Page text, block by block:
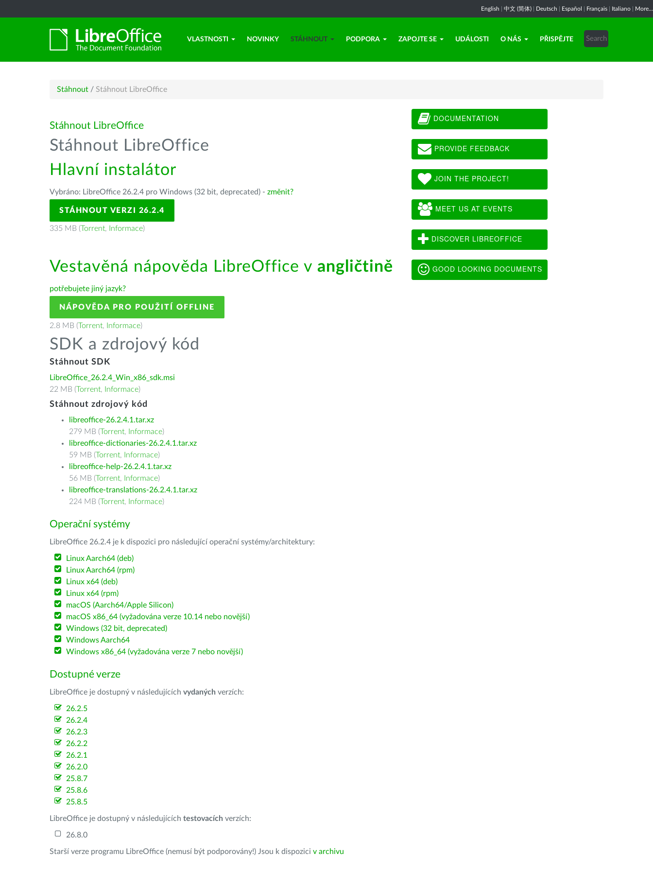
English 中文 (简体) Deutsch Español Français Italiano More...
VLASTNOSTI NOVINKY STÁHNOUT PODPORA ZAPOJTE SE UDÁLOSTI O NÁS PŘISPĚJTE
Stáhnout / Stáhnout LibreOffice
Stáhnout LibreOffice
Stáhnout LibreOffice
Hlavní instalátor
Vybráno: LibreOffice 26.2.4 pro Windows (32 bit, deprecated) - změnit?
STÁHNOUT VERZI 26.2.4
335 MB (Torrent, Informace)
Vestavěná nápověda LibreOffice v angličtině
potřebujete jiný jazyk?
NÁPOVĚDA PRO POUŽITÍ OFFLINE
2.8 MB (Torrent, Informace)
SDK a zdrojový kód
Stáhnout SDK
LibreOffice_26.2.4_Win_x86_sdk.msi
22 MB (Torrent, Informace)
Stáhnout zdrojový kód
libreoffice-26.2.4.1.tar.xz
279 MB (Torrent, Informace)
libreoffice-dictionaries-26.2.4.1.tar.xz
59 MB (Torrent, Informace)
libreoffice-help-26.2.4.1.tar.xz
56 MB (Torrent, Informace)
libreoffice-translations-26.2.4.1.tar.xz
224 MB (Torrent, Informace)
Operační systémy
LibreOffice 26.2.4 je k dispozici pro následující operační systémy/architektury:
Linux Aarch64 (deb)
Linux Aarch64 (rpm)
Linux x64 (deb)
Linux x64 (rpm)
macOS (Aarch64/Apple Silicon)
macOS x86_64 (vyžadována verze 10.14 nebo novější)
Windows (32 bit, deprecated)
Windows Aarch64
Windows x86_64 (vyžadována verze 7 nebo novější)
Dostupné verze
LibreOffice je dostupný v následujících vydaných verzích:
26.2.5
26.2.4
26.2.3
26.2.2
26.2.1
26.2.0
25.8.7
25.8.6
25.8.5
LibreOffice je dostupný v následujících testovacích verzích:
26.8.0
Starší verze programu LibreOffice (nemusí být podporovány!) Jsou k dispozici v archivu
DOCUMENTATION
PROVIDE FEEDBACK
JOIN THE PROJECT!
MEET US AT EVENTS
DISCOVER LIBREOFFICE
GOOD LOOKING DOCUMENTS